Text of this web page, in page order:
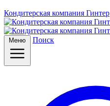
Кондитерская компания Гинтер
Меню Поиск